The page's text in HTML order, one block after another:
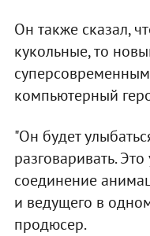
Он также сказал,
кукольные, то
компьютерный
"Он будет
разговаривать.
соединение
и ведущего в
продюсер.